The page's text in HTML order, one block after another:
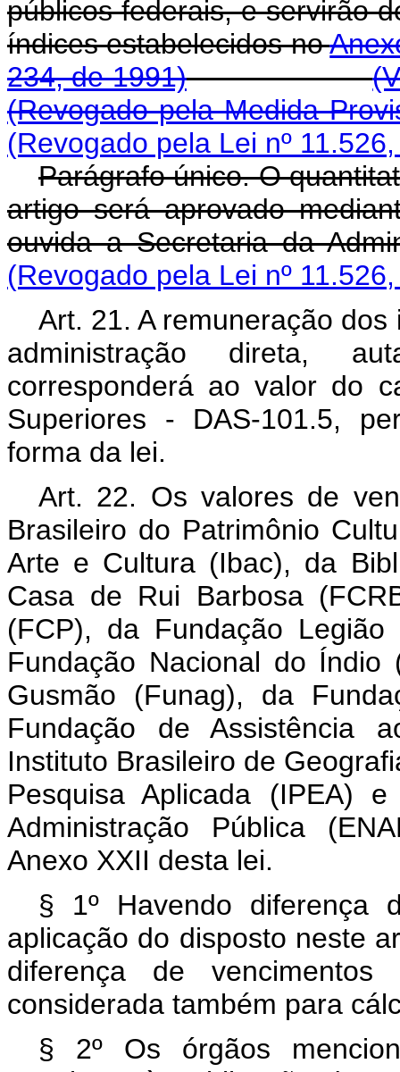
públicos federais, e servirão
índices estabelecidos no
234, de 1991)
(Revogado pela Medida
(Revogado pela Lei nº
Parágrafo único. O
artigo será aprovado
ouvida a Secretaria da
(Revogado pela Lei nº
Art. 21. A remuneração
administração direta,
corresponderá ao valor do
Superiores - DAS-101.5,
forma da lei.
Art. 22. Os valores de
Brasileiro do Patrimônio
Arte e Cultura (Ibac), da
Casa de Rui Barbosa
(FCP), da Fundação
Fundação Nacional do Índio
Gusmão (Funag), da
Fundação de Assistência
Instituto Brasileiro de
Pesquisa Aplicada (IPEA)
Administração Pública
Anexo XXII desta lei.
§ 1º Havendo diferença
aplicação do disposto neste
diferença de vencimentos
considerada também para
§ 2º Os órgãos